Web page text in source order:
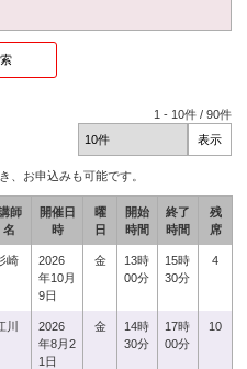
1 - 10件 /90件
、お申込みも可能です。
師
名
開催日
時
曜
日
開始
時間
終了
時間
残
席
崎
2026
年10月
9日
金
13時
00分
15時
30分
4
川
2026
年8月2
1日
金
14時
30分
17時
00分
10